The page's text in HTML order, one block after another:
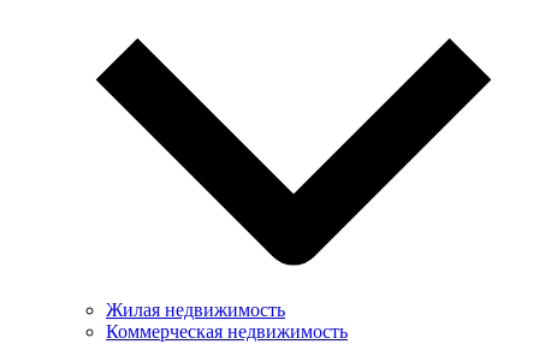
Жилая недвижимость
Коммерческая недвижимость